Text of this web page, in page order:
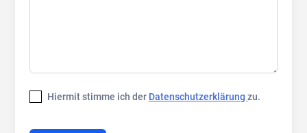
Hiermit stimme ich der Datenschutzerklärungzu.